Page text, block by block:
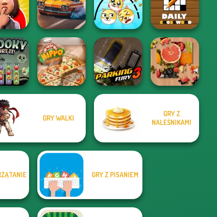
Clash
Winter Clash 3D Green Ball
Xmas Sliding
Puzzles
or No
3D Car Simulator
Draw 2 Save
Doge
Daily Crossword
2
Sort It! Parking Fury 3
GRY WALKI
GRY Z
NALEŚNIKAMI
GRY Z PISANIEM